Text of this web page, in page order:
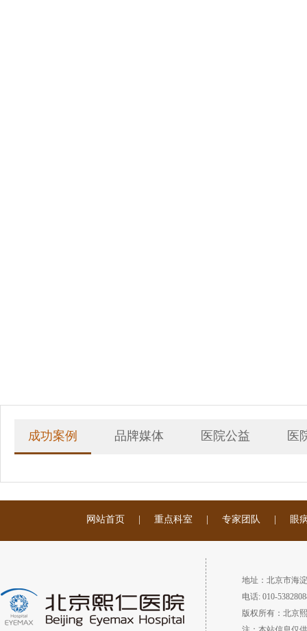
成功案例 品牌媒体 医院公益 医
网站首页 | 重点科室 | 专家团队 | 眼
地址：北京市海
电话: 010-
版权所有：北京